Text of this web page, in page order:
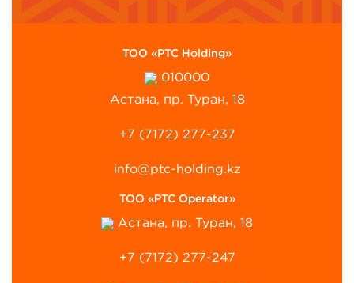
ТОО «PTC Holding»
010000
Астана, пр. Туран, 18
+7 (7172) 277-237
info@ptc-holding.kz
ТОО «PTC Operator»
Астана, пр. Туран, 18
+7 (7172) 277-247